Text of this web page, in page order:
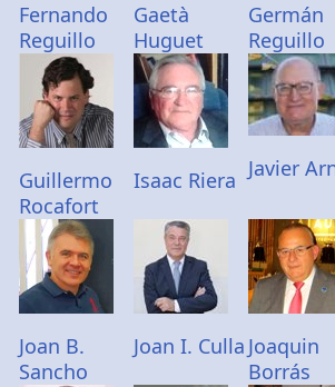
Fernando
Reguillo
Gaetà
Huguet
Germán
Reguillo
Guillermo
Rocafort
Isaac Riera Javier
Joan B.
Sancho
Joan I. Culla Joaquin
Borrás